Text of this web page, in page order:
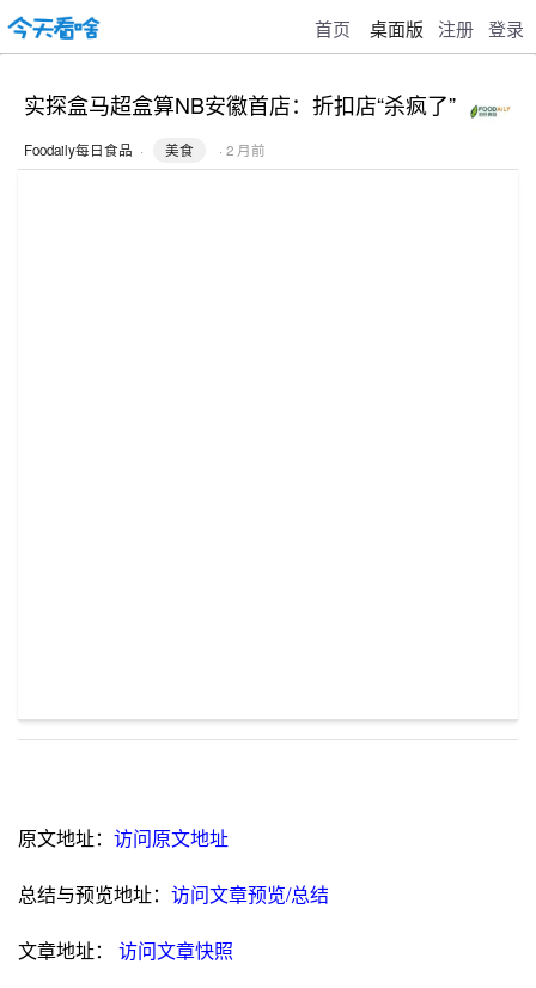
首页 桌面版 注册 登录
实探盒马超盒算NB安徽首店：折扣店“杀疯了”
Foodaily每日食品 · 美食 · 2 月前
原文地址： 访问原文地址
总结与预览地址： 访问文章预览/总结
文章地址： 访问文章快照